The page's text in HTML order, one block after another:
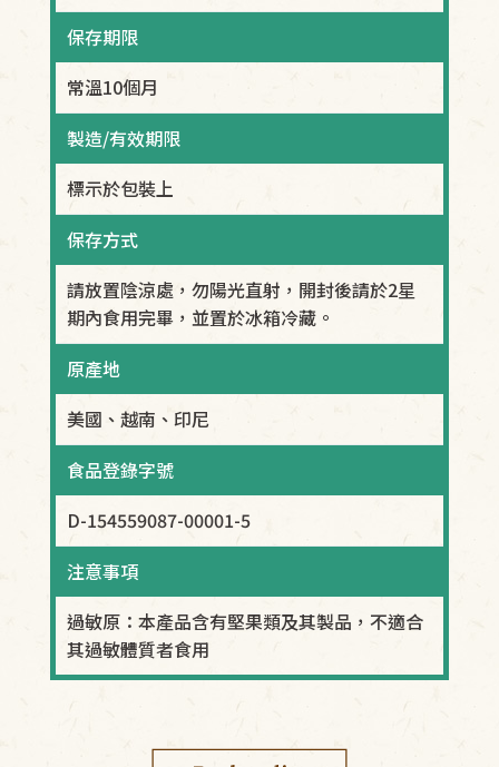
保存期限
常溫10個月
製造/有效期限
標示於包裝上
保存方式
請放置陰涼處，勿陽光直射，開封後請於2星
期內食用完畢，並置於冰箱冷藏。
原產地
美國、越南、印尼
食品登錄字號
D-154559087-00001-5
注意事項
過敏原：本產品含有堅果類及其製品，不適合
其過敏體質者食用